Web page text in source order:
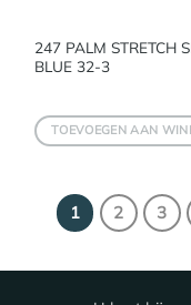
247 PALM STRETCH
BLUE 32-3
TOEVOEGEN AAN
1 2 3